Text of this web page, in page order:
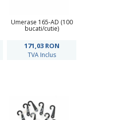
Umerase 165-AD (100
bucati/cutie)
171,03 RON
TVA Inclus